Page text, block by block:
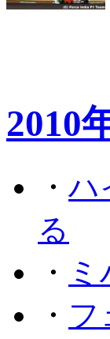
2010
・ハ
る
・
・ フ